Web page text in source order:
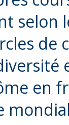
selon
en